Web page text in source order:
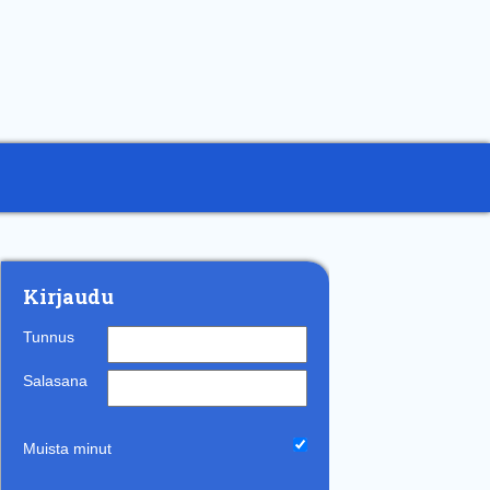
Kirjaudu
Tunnus
Salasana
Muista minut